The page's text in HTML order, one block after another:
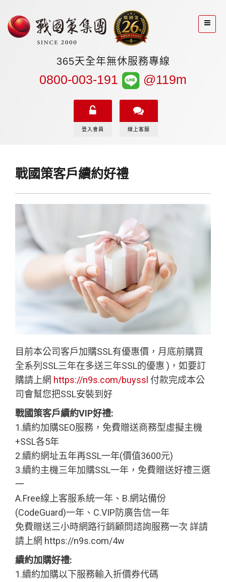
365天全年無休服務專線
0800-003-191 @119m
登入會員 線上客服
戰國策客戶續約好禮
目前本公司客戶加購SSL有優惠價，月底前購買
全系列SSL三年在多送三年SSL的優惠 )，如要訂
購請上網 https://n9s.com/buyssl 付款完成本公
司會幫您把SSL安裝到好
戰國策客戶續約VIP好禮:
1.續約加購SEO服務，免費贈送商務型虛擬主機
+SSL各5年
2.續約網址五年再SSL一年(價值3600元)
3.續約主機三年加購SSL一年，免費贈送好禮三選
一
A.Free線上客服系統一年、B.網站備份
(CodeGuard)一年、C.VIP防廣告信一年
免費贈送三小時網路行銷顧問諮詢服務一次 詳請
請上網 https://n9s.com/4w
續約加購好禮:
1.續約加購以下服務輸入折價券代碼